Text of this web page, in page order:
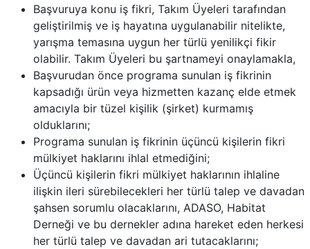
Başvuruya konu iş fikri, Takım Üyeleri tarafından
geliştirilmiş ve iş hayatına uygulanabilir nitelikte,
yarışma temasına uygun her türlü yenilikçi fikir
olabilir. Takım Üyeleri bu şartnameyi onaylamakla,
Başvurudan önce programa sunulan iş fikrinin
kapsadığı ürün veya hizmetten kazanç elde etmek
amacıyla bir tüzel kişilik (şirket) kurmamış
olduklarını;
Programa sunulan iş fikrinin üçüncü kişilerin fikri
mülkiyet haklarını ihlal etmediğini;
Üçüncü kişilerin fikri mülkiyet haklarının ihlaline
ilişkin ileri sürebilecekleri her türlü talep ve davadan
şahsen sorumlu olacaklarını, ADASO, Habitat
Derneği ve bu dernekler adına hareket eden herkesi
her türlü talep ve davadan ari tutacaklarını;